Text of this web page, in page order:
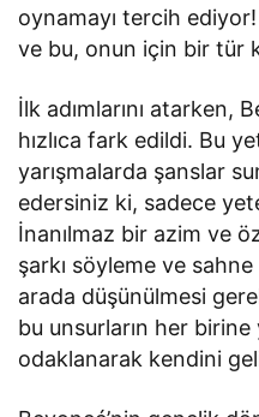
oynamayı tercih
ve bu, onun için bir tür
İlk adımlarını atarken,
hızlıca fark edildi. Bu
yarışmalarda şanslar
edersiniz ki, sadece
İnanılmaz bir azim ve
şarkı söyleme ve
arada düşünülmesi
bu unsurların her
odaklanarak kendini